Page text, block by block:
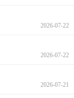
2026-07-22
2026-07-22
2026-07-21